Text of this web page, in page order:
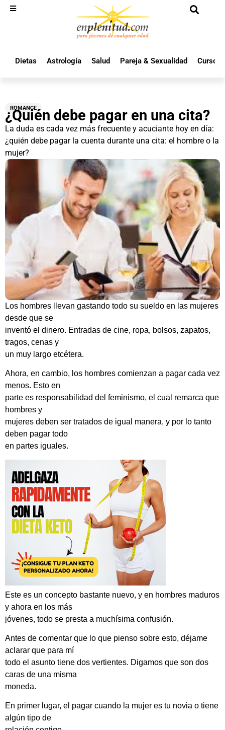
Dietas Astrología Salud Pareja & Sexualidad Cursos
ROMANCE
¿Quién debe pagar en una cita?
La duda es cada vez más frecuente y acuciante hoy en día:
¿quién debe pagar la cuenta durante una cita: el hombre o la
mujer?
Los hombres llevan gastando todo su sueldo en las mujeres
desde que se
inventó el dinero. Entradas de cine, ropa, bolsos, zapatos,
tragos, cenas y
un muy largo etcétera.
Ahora, en cambio, los hombres comienzan a pagar cada vez
menos. Esto en
parte es responsabilidad del feminismo, el cual remarca que
hombres y
mujeres deben ser tratados de igual manera, y por lo tanto
deben pagar todo
en partes iguales.
Este es un concepto bastante nuevo, y en hombres maduros
y ahora en los más
jóvenes, todo se presta a muchísima confusión.
Antes de comentar que lo que pienso sobre esto, déjame
aclarar que para mí
todo el asunto tiene dos vertientes. Digamos que son dos
caras de una misma
moneda.
En primer lugar, el pagar cuando la mujer es tu novia o tiene
algún tipo de